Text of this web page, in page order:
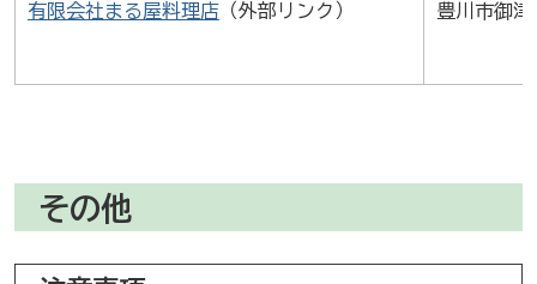
有限会社まる屋料理店（外部リンク） 豊川市御津
その他